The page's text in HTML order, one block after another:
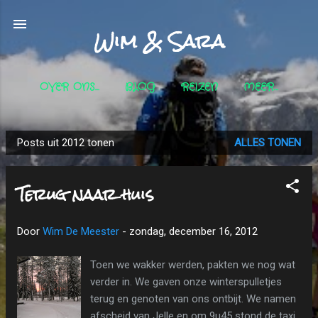
Wim & Sara
OVER ONS... BLOG REIZEN MEER…
P
o
Posts uit 2012 tonen ALLES TONEN
Terug naar huis
Door Wim De Meester - zondag, december 16, 2012
Toen we wakker werden, pakten we nog wat
verder in. We gaven onze winterspulletjes
terug en genoten van ons ontbijt. We namen